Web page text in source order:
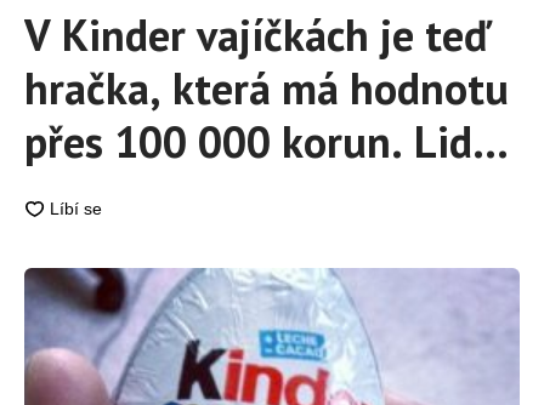
V Kinder vajíčkách je teď
hračka, která má hodnotu
přes 100 000 korun. Lidé
nabíhají do obchodů jako